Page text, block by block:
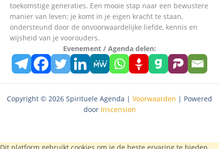
toekomstige generaties. Een mooie stap naar een bewustere
manier van leven; je komt in je eigen kracht te staan,
ondersteund door de onvoorwaardelijke liefde, kennis en
wijsheid van je voorouders.
Evenement / Agenda delen:
Copyright © 2026 Spirituele Agenda | Voorwaarden | Powered
door Inscension